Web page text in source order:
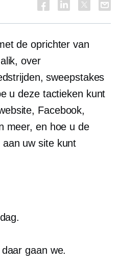
de oprichter van
over
sweepstakes
u deze tactieken kunt
Facebook,
meer, en hoe u de
uw site kunt
gaan we.